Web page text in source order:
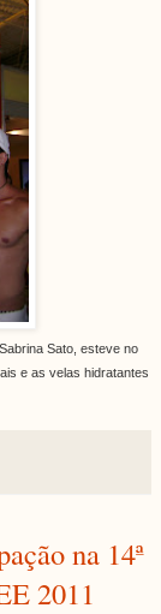
Sato, esteve no
e as velas hidratantes
na 14ª
2011